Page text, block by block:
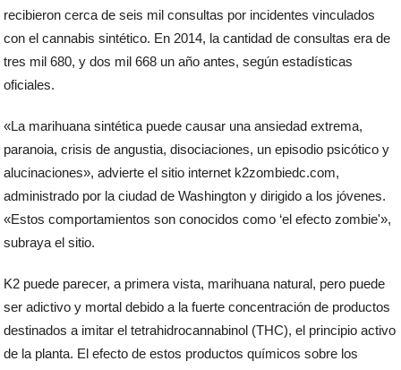
recibieron cerca de seis mil consultas por incidentes vinculados
con el cannabis sintético. En 2014, la cantidad de consultas era de
tres mil 680, y dos mil 668 un año antes, según estadísticas
oficiales.
«La marihuana sintética puede causar una ansiedad extrema,
paranoia, crisis de angustia, disociaciones, un episodio psicótico y
alucinaciones», advierte el sitio internet k2zombiedc.com,
administrado por la ciudad de Washington y dirigido a los jóvenes.
«Estos comportamientos son conocidos como ‘el efecto zombie'»,
subraya el sitio.
K2 puede parecer, a primera vista, marihuana natural, pero puede
ser adictivo y mortal debido a la fuerte concentración de productos
destinados a imitar el tetrahidrocannabinol (THC), el principio activo
de la planta. El efecto de estos productos químicos sobre los